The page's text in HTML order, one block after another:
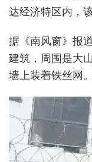
达经济特区内，
据《南风窗》报
建筑，周围是大
墙上装着铁丝网